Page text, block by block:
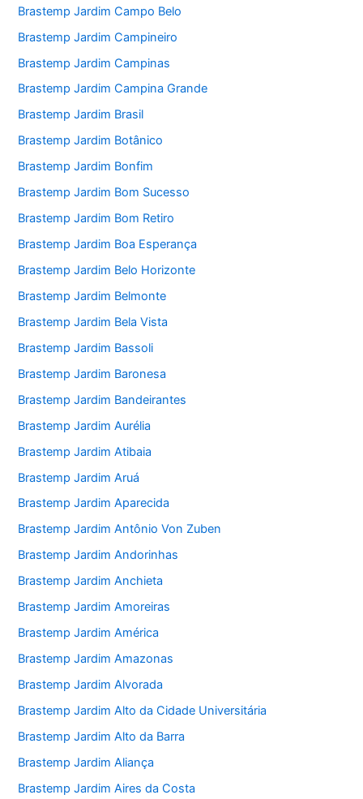
Brastemp Jardim Campo Belo
Brastemp Jardim Campineiro
Brastemp Jardim Campinas
Brastemp Jardim Campina Grande
Brastemp Jardim Brasil
Brastemp Jardim Botânico
Brastemp Jardim Bonfim
Brastemp Jardim Bom Sucesso
Brastemp Jardim Bom Retiro
Brastemp Jardim Boa Esperança
Brastemp Jardim Belo Horizonte
Brastemp Jardim Belmonte
Brastemp Jardim Bela Vista
Brastemp Jardim Bassoli
Brastemp Jardim Baronesa
Brastemp Jardim Bandeirantes
Brastemp Jardim Aurélia
Brastemp Jardim Atibaia
Brastemp Jardim Aruá
Brastemp Jardim Aparecida
Brastemp Jardim Antônio Von Zuben
Brastemp Jardim Andorinhas
Brastemp Jardim Anchieta
Brastemp Jardim Amoreiras
Brastemp Jardim América
Brastemp Jardim Amazonas
Brastemp Jardim Alvorada
Brastemp Jardim Alto da Cidade Universitária
Brastemp Jardim Alto da Barra
Brastemp Jardim Aliança
Brastemp Jardim Aires da Costa